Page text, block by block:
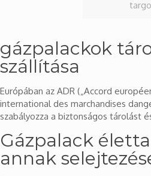
gázpalackok
szállítása
Európában az ADR („Accord
international des marchandises
szabályozza a biztonságos tárolást
Gázpalack
annak